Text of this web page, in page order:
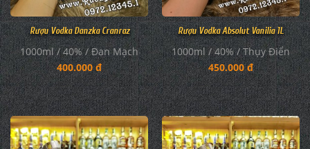
Rượu Vodka Danzka Cranraz
1000ml / 40% / Đan Mạch
400.000 đ
Rượu Vodka Absolut Vanilia 1L
1000ml / 40% / Thụy Điển
450.000 đ